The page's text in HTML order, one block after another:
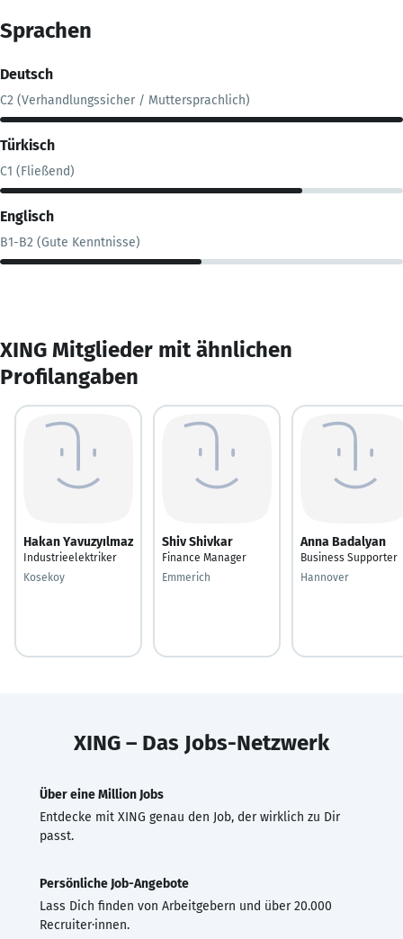
Sprachen
Deutsch
C2 (Verhandlungssicher / Muttersprachlich)
Türkisch
C1 (Fließend)
Englisch
B1-B2 (Gute Kenntnisse)
XING Mitglieder mit ähnlichen
Profilangaben
Hakan Yavuzyılmaz
Industrieelektriker
Kosekoy
Shiv Shivkar
Finance Manager
Emmerich
Anna Badalyan
Business Supporter
Hannover
XING – Das Jobs-Netzwerk
Über eine Million Jobs
Entdecke mit XING genau den Job, der wirklich zu Dir
passt.
Persönliche Job-Angebote
Lass Dich finden von Arbeitgebern und über 20.000
Recruiter·innen.